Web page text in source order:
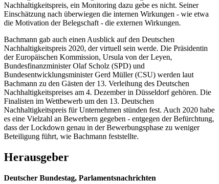
Nachhaltigkeitspreis, ein Monitoring dazu gebe es nicht. Seiner
Einschätzung nach überwiegen die internen Wirkungen - wie etwa
die Motivation der Belegschaft - die externen Wirkungen.
Bachmann gab auch einen Ausblick auf den Deutschen
Nachhaltigkeitspreis 2020, der virtuell sein werde. Die Präsidentin
der Europäischen Kommission, Ursula von der Leyen,
Bundesfinanzminister Olaf Scholz (SPD) und
Bundesentwicklungsminister Gerd Müller (CSU) werden laut
Bachmann zu den Gästen der 13. Verleihung des Deutschen
Nachhaltigkeitspreises am 4. Dezember in Düsseldorf gehören. Die
Finalisten im Wettbewerb um den 13. Deutschen
Nachhaltigkeitspreis für Unternehmen stünden fest. Auch 2020 habe
es eine Vielzahl an Bewerbern gegeben - entgegen der Befürchtung,
dass der Lockdown genau in der Bewerbungsphase zu weniger
Beteiligung führt, wie Bachmann feststellte.
Herausgeber
Deutscher Bundestag, Parlamentsnachrichten